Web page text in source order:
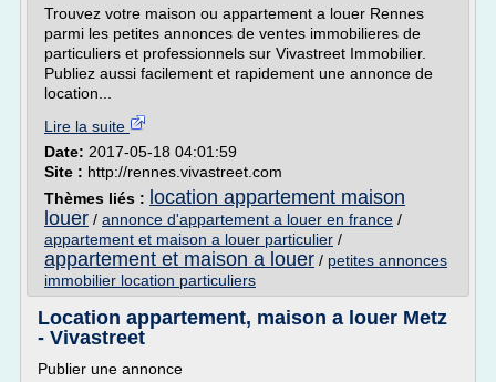
Trouvez votre maison ou appartement a louer Rennes
parmi les petites annonces de ventes immobilieres de
particuliers et professionnels sur Vivastreet Immobilier.
Publiez aussi facilement et rapidement une annonce de
location...
Lire la suite
Date: 2017-05-18 04:01:59
Site : http://rennes.vivastreet.com
Thèmes liés : location appartement maison
louer / annonce d'appartement a louer en france /
appartement et maison a louer particulier /
appartement et maison a louer / petites annonces
immobilier location particuliers
Location appartement, maison a louer Metz
- Vivastreet
Publier une annonce